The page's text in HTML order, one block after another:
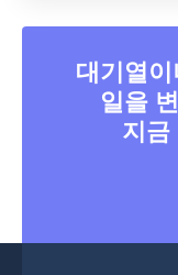
대기열
일을
지금